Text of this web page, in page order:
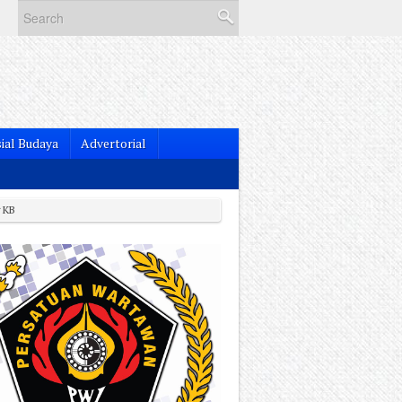
Budaya Advertorial